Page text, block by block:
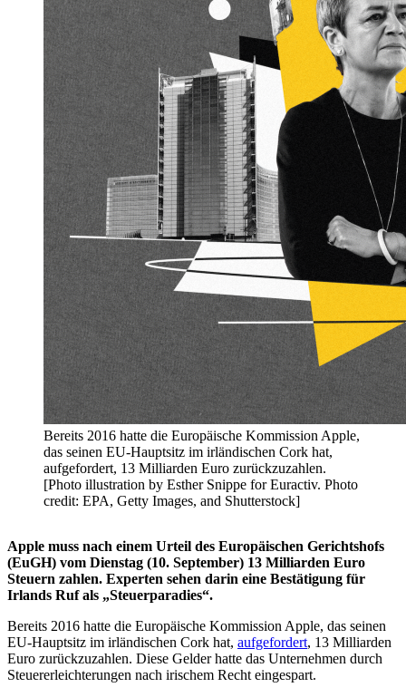
Bereits 2016 hatte die Europäische Kommission Apple,
das seinen EU-Hauptsitz im irländischen Cork hat,
aufgefordert, 13 Milliarden Euro zurückzuzahlen.
[Photo illustration by Esther Snippe for Euractiv. Photo
credit: EPA, Getty Images, and Shutterstock]
Apple muss nach einem Urteil des Europäischen Gerichtshofs
(EuGH) vom Dienstag (10. September) 13 Milliarden Euro
Steuern zahlen. Experten sehen darin eine Bestätigung für
Irlands Ruf als „Steuerparadies“.
Bereits 2016 hatte die Europäische Kommission Apple, das seinen
EU-Hauptsitz im irländischen Cork hat, aufgefordert, 13 Milliarden
Euro zurückzuzahlen. Diese Gelder hatte das Unternehmen durch
Steuererleichterungen nach irischem Recht eingespart.